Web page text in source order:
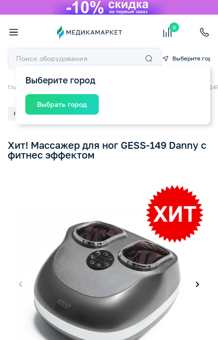
0
Выберите город
Выберите город
Выбрать город
Главная О компании Пресс-центр Хит! Массажер для ног GESS-
Новость 07.12.2025
Хит! Массажер для ног GESS-149 Danny с
фитнес эффектом